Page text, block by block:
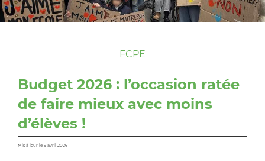
FCPE
Budget 2026 : l’occasion ratée
de faire mieux avec moins
d’élèves !
Mis à jour le 9 avril 2026